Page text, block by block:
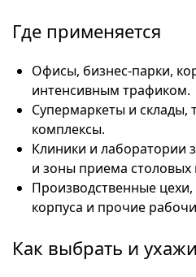
Где применяется
Офисы, бизнес-парки,
интенсивным трафиком.
Супермаркеты и склады,
комплексы.
Клиники и лаборатории
и зоны приема столовых
Производственные
корпуса и прочие
Как выбрать и